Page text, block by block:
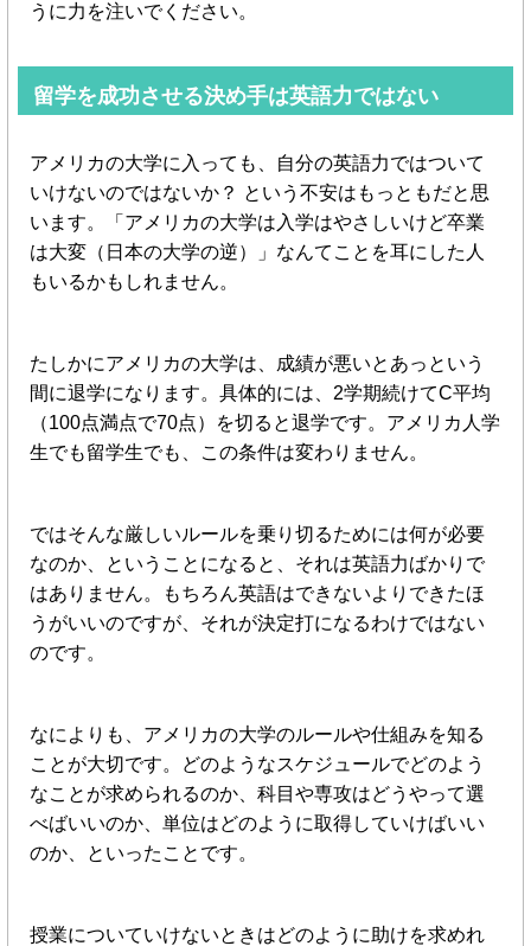
うに力を注いでください。
留学を成功させる決め手は英語力ではない
アメリカの大学に入っても、自分の英語力ではついて
いけないのではないか？ という不安はもっともだと思
います。「アメリカの大学は入学はやさしいけど卒業
は大変（日本の大学の逆）」なんてことを耳にした人
もいるかもしれません。
たしかにアメリカの大学は、成績が悪いとあっという
間に退学になります。具体的には、2学期続けてC平均
（100点満点で70点）を切ると退学です。アメリカ人学
生でも留学生でも、この条件は変わりません。
ではそんな厳しいルールを乗り切るためには何が必要
なのか、ということになると、それは英語力ばかりで
はありません。もちろん英語はできないよりできたほ
うがいいのですが、それが決定打になるわけではない
のです。
なによりも、アメリカの大学のルールや仕組みを知る
ことが大切です。どのようなスケジュールでどのよう
なことが求められるのか、科目や専攻はどうやって選
べばいいのか、単位はどのように取得していけばいい
のか、といったことです。
授業についていけないときはどのように助けを求めれ